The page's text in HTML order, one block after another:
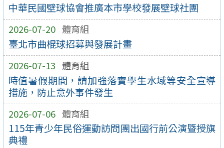
中華民國壁球協會推廣本市學校發展壁球社團
2026-07-20 體育組
臺北市曲棍球招募與發展計畫
2026-07-13 體育組
時值暑假期間，請加強落實學生水域等安全宣導
措施，防止意外事件發生
2026-07-06 體育組
115年青少年民俗運動訪問團出國行前公演暨授旗
典禮